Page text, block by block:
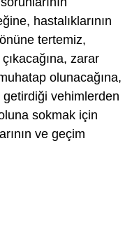
hastalıklarının
tertemiz,
zarar
olunacağına,
getirdiği vehimlerden
sokmak için
ve geçim